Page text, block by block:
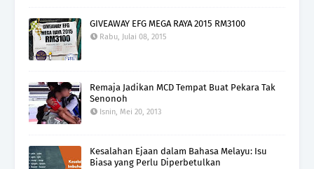
GIVEAWAY EFG MEGA RAYA 2015 RM3100
Rabu, Julai 08, 2015
Remaja Jadikan MCD Tempat Buat Pekara Tak
Senonoh
Isnin, Mei 20, 2013
Kesalahan Ejaan dalam Bahasa Melayu: Isu
Biasa yang Perlu Diperbetulkan